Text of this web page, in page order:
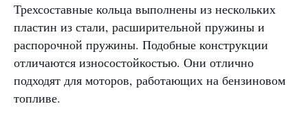
Трехсоставные кольца выполнены из нескольких
пластин из стали, расширительной пружины и
распорочной пружины. Подобные конструкции
отличаются износостойкостью. Они отлично
подходят для моторов, работающих на бензиновом
топливе.